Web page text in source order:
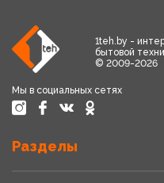
1teh.by -
бытовой
© 2009-2026
Мы в социальных сетях
Разделы